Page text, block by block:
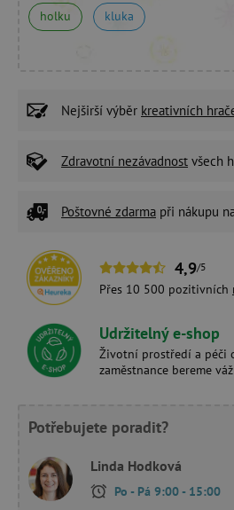
holku kluka
Nejširší výběr kreativních
Zdravotní nezávadnost všech
Poštovné zdarma při nákupu
4,9/5
Přes 10 500 pozitivních
Udržitelný e-shop
Životní prostředí a péči
zaměstnance bereme
Potřebujete poradit?
Linda Hodková
Po - Pá 9:00 - 15:00